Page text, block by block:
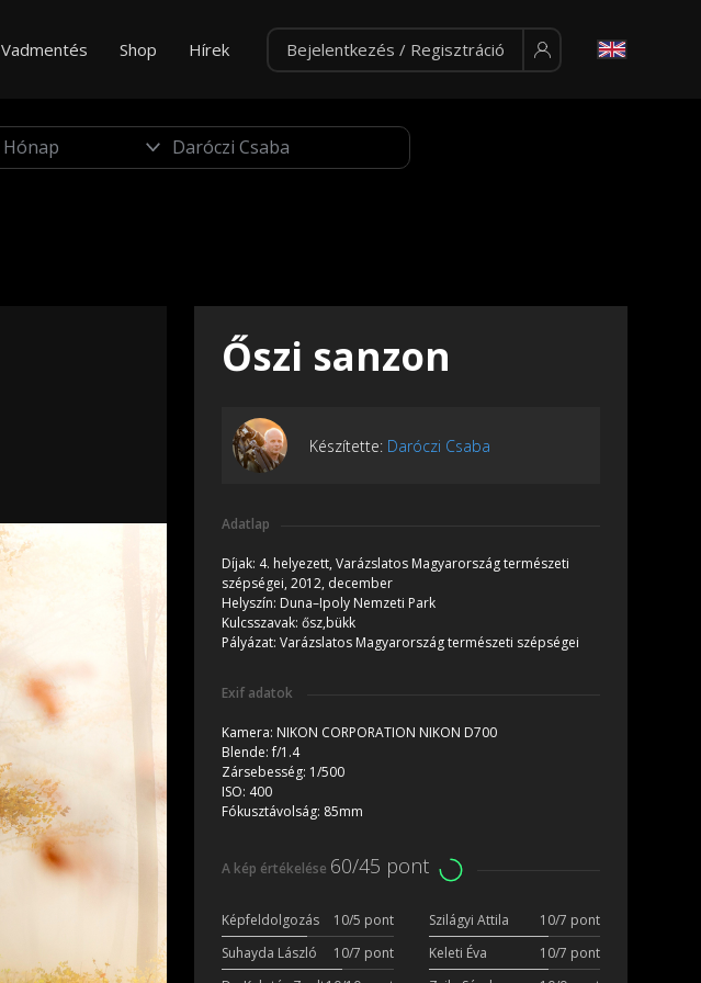
Vadmentés Shop Hírek Bejelentkezés / Regisztráció
Őszi sanzon
Készítette: Daróczi Csaba
Adatlap
Díjak: 4. helyezett, Varázslatos Magyarország természeti
szépségei, 2012, december
Helyszín: Duna–Ipoly Nemzeti Park
Kulcsszavak: ősz,bükk
Pályázat: Varázslatos Magyarország természeti szépségei
Exif adatok
Kamera: NIKON CORPORATION NIKON D700
Blende:f/1.4
Zársebesség: 1/500
ISO: 400
Fókusztávolság: 85mm
A kép értékelése 60/45 pont
Képfeldolgozás 10/5 pont Szilágyi Attila
10/7 pont
Suhayda László
10/7 pont Keleti Éva
10/7 pont